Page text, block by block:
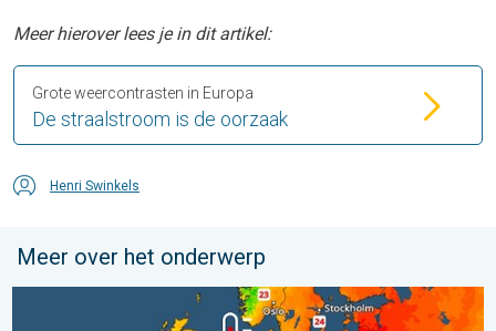
Meer hierover lees je in dit artikel:
De straalstroom is de oorzaak
Grote weercontrasten in Europa
Henri Swinkels
Meer over het onderwerp
Europese zeeën zijn ongewoon warm. Tot 30 graden. . .